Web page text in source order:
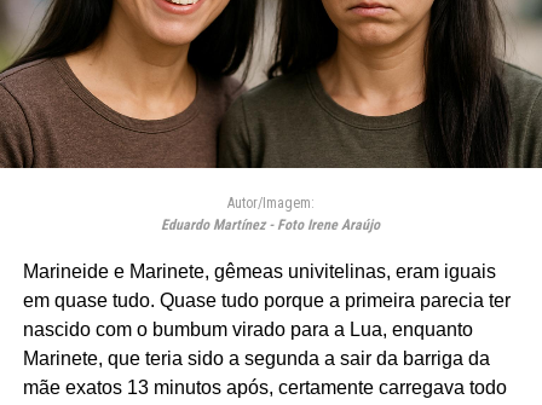
Autor/Imagem:
Eduardo Martínez - Foto Irene Araújo
Marineide e Marinete, gêmeas univitelinas, eram iguais
em quase tudo. Quase tudo porque a primeira parecia ter
nascido com o bumbum virado para a Lua, enquanto
Marinete, que teria sido a segunda a sair da barriga da
mãe exatos 13 minutos após, certamente carregava todo